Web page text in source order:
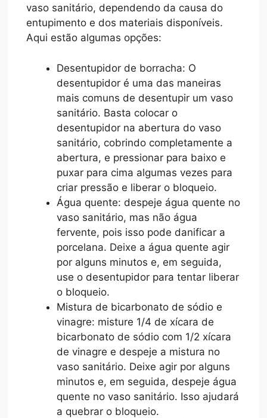
vaso sanitário, dependendo da causa do
entupimento e dos materiais disponíveis.
Aqui estão algumas opções:
Desentupidor de borracha: O
desentupidor é uma das maneiras
mais comuns de desentupir um vaso
sanitário. Basta colocar o
desentupidor na abertura do vaso
sanitário, cobrindo completamente a
abertura, e pressionar para baixo e
puxar para cima algumas vezes para
criar pressão e liberar o bloqueio.
Água quente: despeje água quente no
vaso sanitário, mas não água
fervente, pois isso pode danificar a
porcelana. Deixe a água quente agir
por alguns minutos e, em seguida,
use o desentupidor para tentar liberar
o bloqueio.
Mistura de bicarbonato de sódio e
vinagre: misture 1/4 de xícara de
bicarbonato de sódio com 1/2 xícara
de vinagre e despeje a mistura no
vaso sanitário. Deixe agir por alguns
minutos e, em seguida, despeje água
quente no vaso sanitário. Isso ajudará
a quebrar o bloqueio.